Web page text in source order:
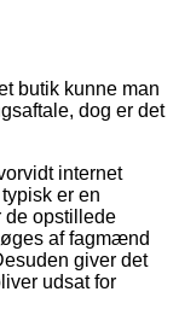
butik kunne man
dog er det
internet
er en
de opstillede
af fagmænd
giver det
udsat for